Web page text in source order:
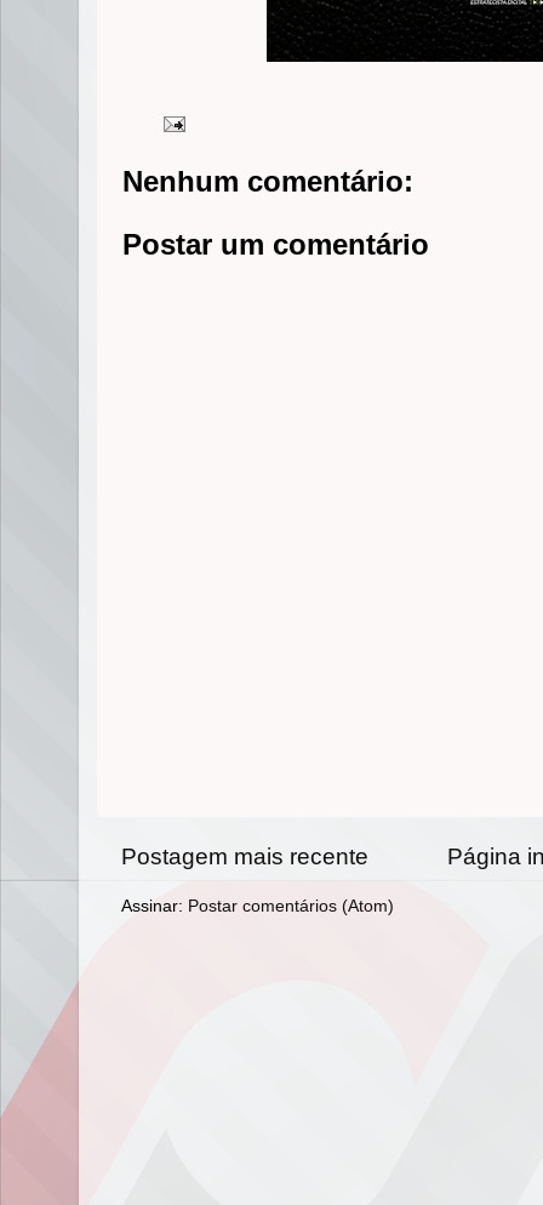
Nenhum comentário:
Postar um comentário
Postagem mais recente Página
Assinar: Postar comentários (Atom)